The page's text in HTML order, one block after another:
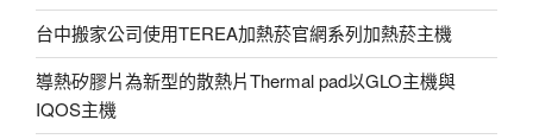
台中搬家公司使用TEREA加熱菸官網系列加熱菸主機
導熱矽膠片為新型的散熱片Thermal pad以GLO主機與
IQOS主機